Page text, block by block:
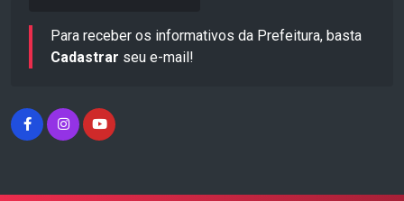
Para receber os informativos da Prefeitura, basta
Cadastrar seu e-mail!